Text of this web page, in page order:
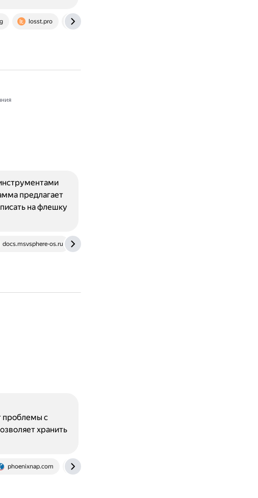
losst.pro
docs.msvsphere-os.ru
предлагает
на флешку
phoenixnap.com
проблемы с
хранить